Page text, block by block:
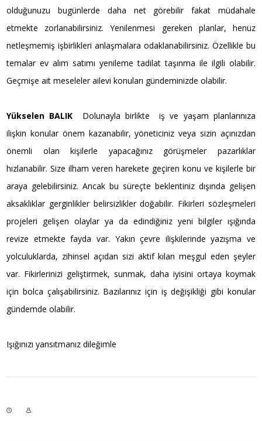
olduğunuzu bugünlerde daha net görebilir fakat müdahale
etmekte zorlanabilirsiniz. Yenilenmesi gereken planlar, henüz
netleşmemiş işbirlikleri anlaşmalara odaklanabilirsiniz. Özellikle bu
temalar ev alım satımı yenileme tadilat taşınma ile ilgili olabilir.
Geçmişe ait meseleler ailevi konuları gündeminizde olabilir.
Yükselen BALIK Dolunayla birlikte iş ve yaşam planlarınıza
ilişkin konular önem kazanabilir, yöneticiniz veya sizin açınızdan
önemli olan kişilerle yapacağınız görüşmeler pazarlıklar
hızlanabilir. Size ilham veren harekete geçiren konu ve kişilerle bir
araya gelebilirsiniz. Ancak bu süreçte beklentiniz dışında gelişen
aksaklıklar gerginlikler belirsizlikler doğabilir. Fikirleri sözleşmeleri
projeleri gelişen olaylar ya da edindiğiniz yeni bilgiler ışığında
revize etmekte fayda var. Yakın çevre ilişkilerinde yazışma ve
yolculuklarda, zihinsel açıdan sizi aktif kılan meşgul eden şeyler
var. Fikirlerinizi geliştirmek, sunmak, daha iyisini ortaya koymak
için bolca çalışabilirsiniz. Bazılarınız için iş değişikliği gibi konular
gündemde olabilir.
Işığınızı yansıtmanız dileğimle